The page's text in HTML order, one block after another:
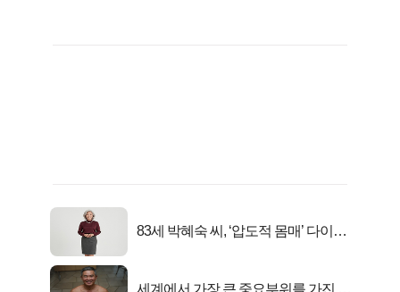
83세 박혜숙 씨, ‘압도적 몸매’ 다이어
세계에서 가장 큰 중요부위를 가진 남